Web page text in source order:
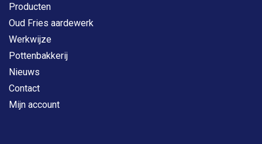
Producten
Oud Fries aardewerk
Werkwijze
Pottenbakkerij
Nieuws
Contact
Mijn account